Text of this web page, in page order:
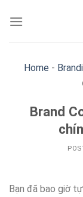
Home -
Brand
Bạn đã bao giờ